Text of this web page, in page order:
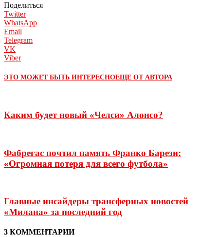
Поделиться
Twitter
WhatsApp
Email
Telegram
VK
Viber
ЭТО МОЖЕТ БЫТЬ ИНТЕРЕСНОЕЩЕ ОТ АВТОРА
Каким будет новый «Челси» Алонсо?
Фабрегас почтил память Франко Барези:
«Огромная потеря для всего футбола»
Главные инсайдеры трансферных новостей
«Милана» за последний год
3 КОММЕНТАРИИ